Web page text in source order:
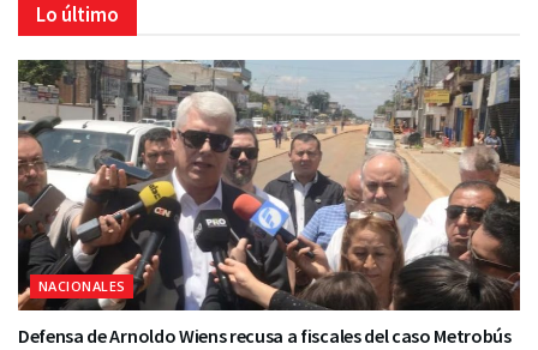
Lo último
NACIONALES
Defensa de Arnoldo Wiens recusa a fiscales del caso Metrobús